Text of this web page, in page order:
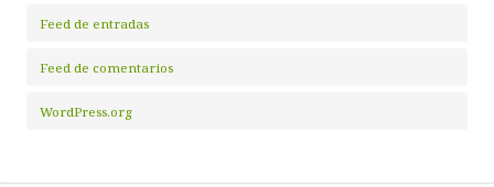
Feed de entradas
Feed de comentarios
WordPress.org